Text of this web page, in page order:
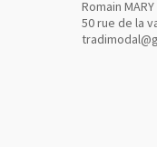
Romain
50 rue de la